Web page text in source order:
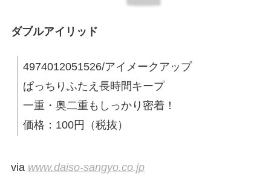
ダブルアイリッド
4974012051526/アイメークアップ
ぱっちりふたえ長時間キープ
一重・奥二重もしっかり密着！
価格：100円（税抜）
via www.daiso-sangyo.co.jp